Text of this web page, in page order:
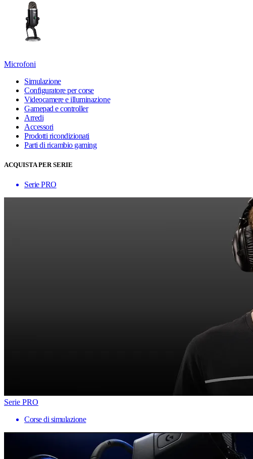
Microfoni
Simulazione
Configuratore per corse
Videocamere e illuminazione
Gamepad e controller
Arredi
Accessori
Prodotti ricondizionati
Parti di ricambio gaming
ACQUISTA PER SERIE
Serie PRO
Serie PRO
Corse di simulazione